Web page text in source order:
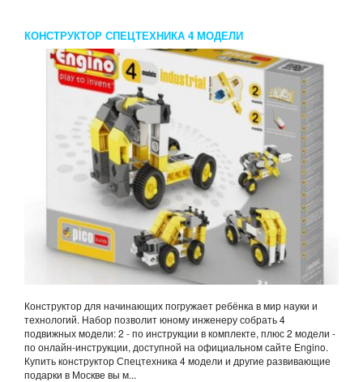
КОНСТРУКТОР СПЕЦТЕХНИКА 4 МОДЕЛИ
Конструктор для начинающих погружает ребёнка в мир науки и
технологий. Набор позволит юному инженеру собрать 4
подвижных модели: 2 - по инструкции в комплекте, плюс 2 модели -
по онлайн-инструкции, доступной на официальном сайте Engino.
Купить конструктор Спецтехника 4 модели и другие развивающие
подарки в Москве вы м...